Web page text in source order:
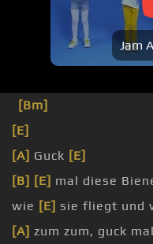
Jam
[Bm]
[E]
[A] Guck [E]
[B] [E] mal diese
wie [E] sie fliegt und
[A] zum zum, guck